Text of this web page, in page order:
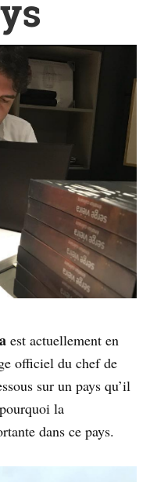
est actuellement en
officiel du chef de
sur un pays qu’il
la
dans ce pays.